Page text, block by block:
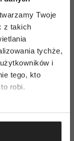
Twoje
z takich
tychże,
i
tego, kto
robi.
również:
lokalizacji
do kilku metrów